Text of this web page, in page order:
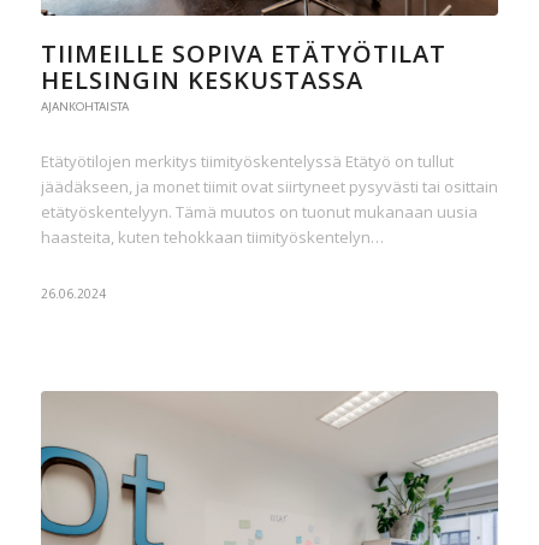
TIIMEILLE SOPIVA ETÄTYÖTILAT
HELSINGIN KESKUSTASSA
AJANKOHTAISTA
Etätyötilojen merkitys tiimityöskentelyssä Etätyö on tullut
jäädäkseen, ja monet tiimit ovat siirtyneet pysyvästi tai osittain
etätyöskentelyyn. Tämä muutos on tuonut mukanaan uusia
haasteita, kuten tehokkaan tiimityöskentelyn…
26.06.2024